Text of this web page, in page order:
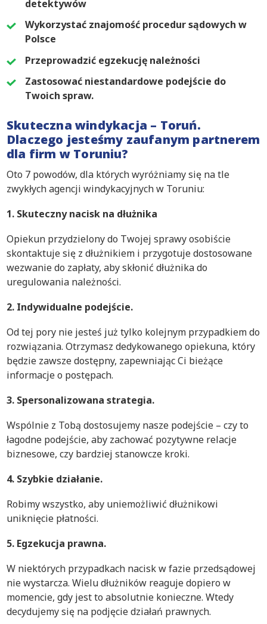
detektywów
Wykorzystać znajomość procedur sądowych w
Polsce
Przeprowadzić egzekucję należności
Zastosować niestandardowe podejście do
Twoich spraw.
Skuteczna windykacja – Toruń.
Dlaczego jesteśmy zaufanym partnerem
dla firm w Toruniu?
Oto 7 powodów, dla których wyróżniamy się na tle
zwykłych agencji windykacyjnych w Toruniu:
1. Skuteczny nacisk na dłużnika
Opiekun przydzielony do Twojej sprawy osobiście
skontaktuje się z dłużnikiem i przygotuje dostosowane
wezwanie do zapłaty, aby skłonić dłużnika do
uregulowania należności.
2. Indywidualne podejście.
Od tej pory nie jesteś już tylko kolejnym przypadkiem do
rozwiązania. Otrzymasz dedykowanego opiekuna, który
będzie zawsze dostępny, zapewniając Ci bieżące
informacje o postępach.
3. Spersonalizowana strategia.
Wspólnie z Tobą dostosujemy nasze podejście – czy to
łagodne podejście, aby zachować pozytywne relacje
biznesowe, czy bardziej stanowcze kroki.
4. Szybkie działanie.
Robimy wszystko, aby uniemożliwić dłużnikowi
uniknięcie płatności.
5. Egzekucja prawna.
W niektórych przypadkach nacisk w fazie przedsądowej
nie wystarcza. Wielu dłużników reaguje dopiero w
momencie, gdy jest to absolutnie konieczne. Wtedy
decydujemy się na podjęcie działań prawnych.